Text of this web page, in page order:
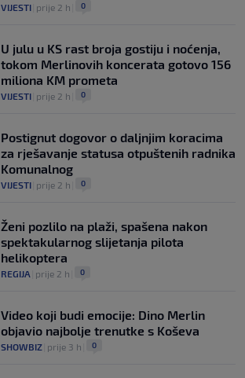
VIJESTI prije 2 h 0
U julu u KS rast broja gostiju i noćenja,
tokom Merlinovih koncerata gotovo 156
miliona KM prometa
VIJESTI prije 2 h 0
Postignut dogovor o daljnjim koracima
za rješavanje statusa otpuštenih radnika
Komunalnog
VIJESTI prije 2 h 0
Ženi pozlilo na plaži, spašena nakon
spektakularnog slijetanja pilota
helikoptera
REGIJA prije 2 h 0
Video koji budi emocije: Dino Merlin
objavio najbolje trenutke s Koševa
SHOWBIZ prije 3 h 0